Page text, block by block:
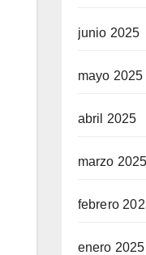
junio 2025
mayo 2025
abril 2025
marzo 2025
febrero
enero 2025